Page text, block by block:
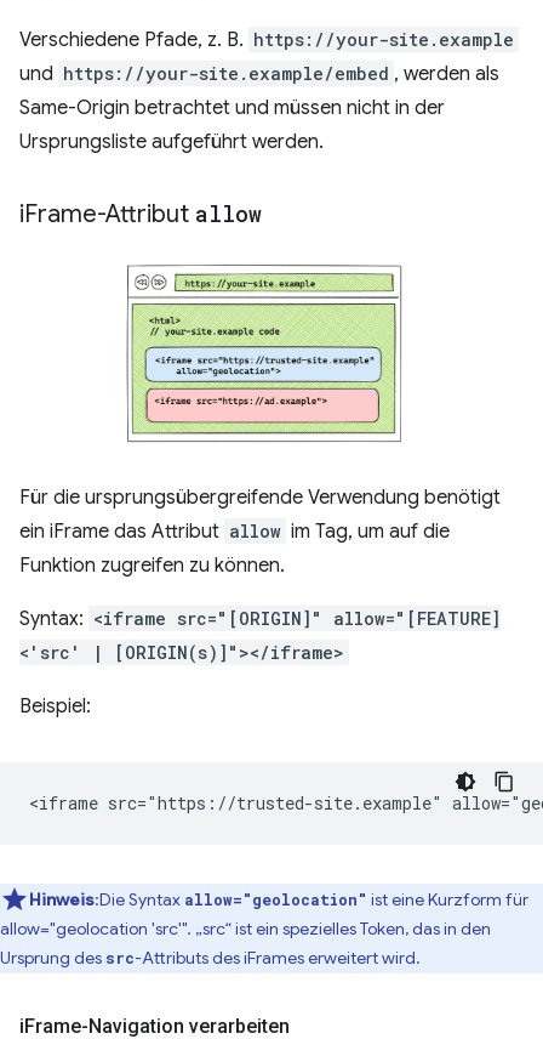
Verschiedene Pfade, z. B. https://your-site.example
und https://your-site.example/embed , werden als
Same-Origin betrachtet und müssen nicht in der
Ursprungsliste aufgeführt werden.
iFrame-Attribut allow
Für die ursprungsübergreifende Verwendung benötigt
ein iFrame das Attribut allow im Tag, um auf die
Funktion zugreifen zu können.
Syntax: <iframe src="[ORIGIN]" allow="[FEATURE]
<'src' | [ORIGIN(s)]"></iframe>
Beispiel:
Hinweis:Die Syntax allow="geolocation" ist eine Kurzform für
allow="geolocation 'src'". „src“ ist ein spezielles Token, das in den
Ursprung des src-Attributs des iFrames erweitert wird.
iFrame-Navigation verarbeiten